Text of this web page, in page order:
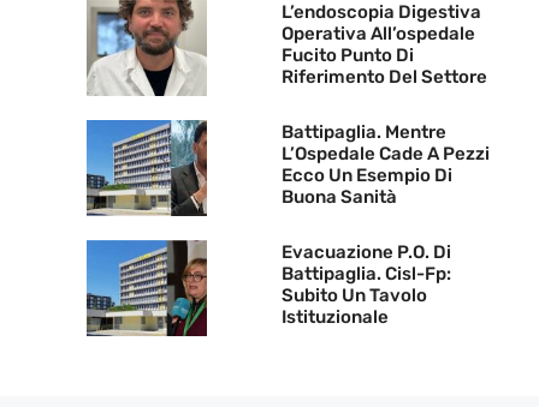
L’endoscopia Digestiva
Operativa All’ospedale
Fucito Punto Di
Riferimento Del Settore
Battipaglia. Mentre
L’Ospedale Cade A Pezzi
Ecco Un Esempio Di
Buona Sanità
Evacuazione P.O. Di
Battipaglia. Cisl-Fp:
Subito Un Tavolo
Istituzionale